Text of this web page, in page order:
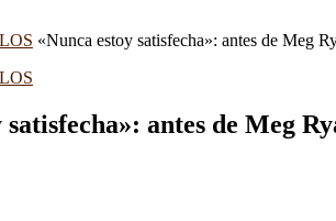
«Nunca estoy satisfecha»: antes de Meg
satisfecha»: antes de Meg